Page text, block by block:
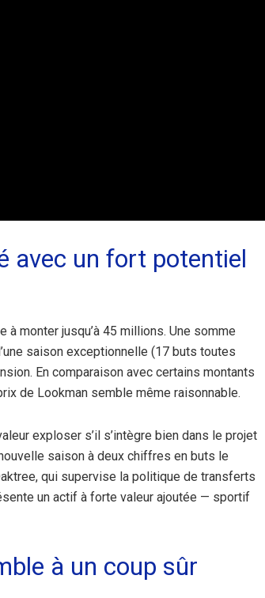
avec un fort potentiel
à monter jusqu’à 45 millions. Une somme
saison exceptionnelle (17 buts toutes
En comparaison avec certains montants
de Lookman semble même raisonnable.
exploser s’il s’intègre bien dans le projet
saison à deux chiffres en buts le
qui supervise la politique de transferts
un actif à forte valeur ajoutée — sportif
à un coup sûr